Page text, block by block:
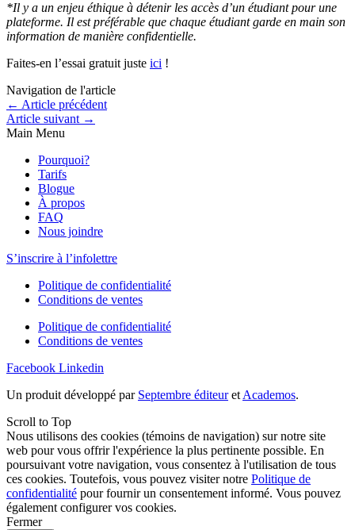
*Il y a un enjeu éthique à détenir les accès d’un étudiant pour une
plateforme. Il est préférable que chaque étudiant garde en main son
information de manière confidentielle.
Faites-en l’essai gratuit juste ici !
Navigation de l'article
← Article précédent
Article suivant →
Main Menu
Pourquoi?
Tarifs
Blogue
À propos
FAQ
Nous joindre
S’inscrire à l’infolettre
Politique de confidentialité
Conditions de ventes
Politique de confidentialité
Conditions de ventes
Facebook Linkedin
Un produit développé par Septembre éditeuret Academos.
Scroll to Top
Nous utilisons des cookies (témoins de navigation) sur notre site
web pour vous offrir l'expérience la plus pertinente possible. En
poursuivant votre navigation, vous consentez à l'utilisation de tous
ces cookies. Toutefois, vous pouvez visiter notre Politique de
confidentialité pour fournir un consentement informé. Vous pouvez
également configurervos cookies.
Fermer